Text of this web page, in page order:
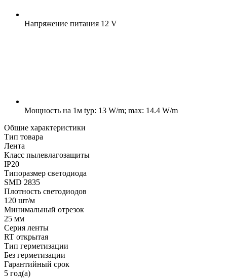
Напряжение питания 12 V
Мощность на 1м typ: 13 W/m; max: 14.4 W/m
Общие характеристики
Тип товара
Лента
Класс пылевлагозащиты
IP20
Типоразмер светодиода
SMD 2835
Плотность светодиодов
120 шт/м
Минимальный отрезок
25 мм
Серия ленты
RT открытая
Тип герметизации
Без герметизации
Гарантийный срок
5 год(а)